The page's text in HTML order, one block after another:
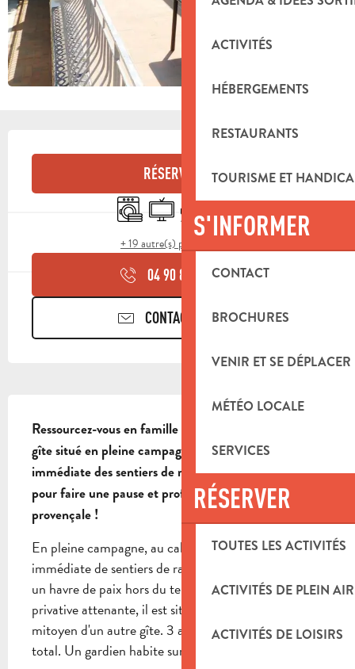
ACTIVITÉS
HÉBERGEMENTS
RESTAURANTS
TOURISME ET
S'INFORMER
CONTACT
BROCHURES
VENIR ET SE DÉPLACER
MÉTÉO LOCALE
SERVICES
RÉSERVER
TOUTES LES ACTIVITÉS
ACTIVITÉS DE PLEIN AIR
ACTIVITÉS DE LOISIRS
OUVERTURE ET COORDONNÉES
RÉSERVER
Lave lingeTélévisionTerrasseCommerce alimentaire
+ 19 autre(s) prestation(s)
04 90 85 45▒▒
CONTACTEZ-NOUS
Ressourcez-vous en famille ou entre amis dans ce
gîte situé en pleine campagne, au calme, à proximité
immédiate des sentiers de randonnée. Un lieu idéal
pour faire une pause et profiter de la nature
provençale !
En pleine campagne, au calme, et à proximité
immédiate de sentiers de randonnées, le gîte Lilas est
un havre de paix hors du temps. Avec terrasse
privative attenante, il est situé au 1er étage et est
mitoyen d'un autre gîte. 3 autres gîtes sur place au
total. Un gardien habite sur place. Le gîte...